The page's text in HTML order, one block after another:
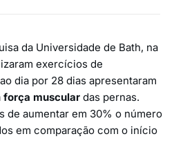
da Universidade de Bath, na
exercícios de
dia por 28 dias apresentaram
força muscular das pernas.
de aumentar em 30% o número
em comparação com o início